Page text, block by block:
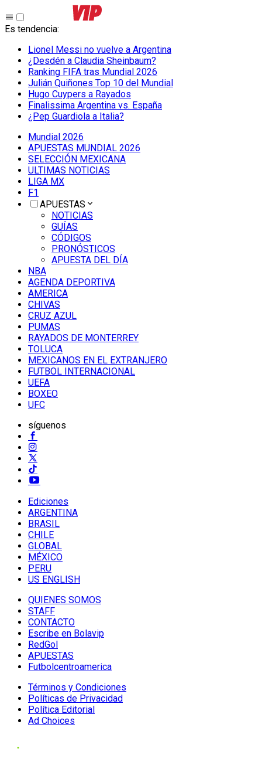
Es tendencia:
Lionel Messi no vuelve a Argentina
¿Desdén a Claudia Sheinbaum?
Ranking FIFA tras Mundial 2026
Julián Quiñones Top 10 del Mundial
Hugo Cuypers a Rayados
Finalissima Argentina vs. España
¿Pep Guardiola a Italia?
Mundial 2026
APUESTAS MUNDIAL 2026
SELECCIÓN MEXICANA
ULTIMAS NOTICIAS
LIGA MX
F1
APUESTAS
NOTICIAS
GUÍAS
CÓDIGOS
PRONÓSTICOS
APUESTA DEL DÍA
NBA
AGENDA DEPORTIVA
AMERICA
CHIVAS
CRUZ AZUL
PUMAS
RAYADOS DE MONTERREY
TOLUCA
MEXICANOS EN EL EXTRANJERO
FUTBOL INTERNACIONAL
UEFA
BOXEO
UFC
síguenos
Ediciones
ARGENTINA
BRASIL
CHILE
GLOBAL
MÉXICO
PERU
US ENGLISH
QUIENES SOMOS
STAFF
CONTACTO
Escribe en Bolavip
RedGol
APUESTAS
Futbolcentroamerica
Términos y Condiciones
Políticas de Privacidad
Política Editorial
Ad Choices